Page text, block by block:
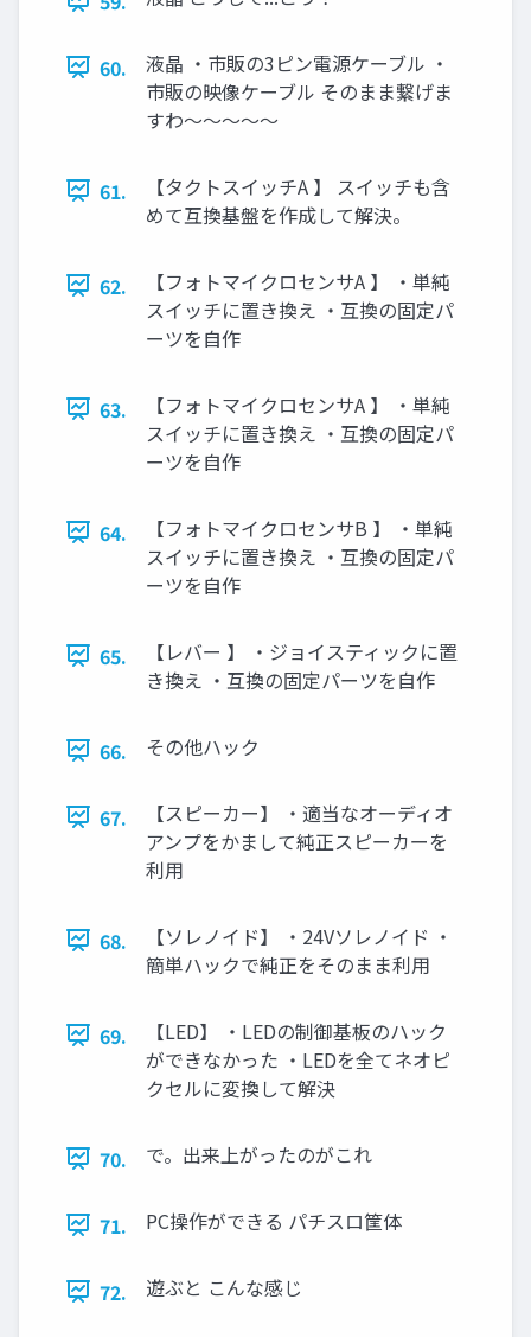
60.
液晶 ・市販の3ピン電源ケーブル ・
市販の映像ケーブル そのまま繋げま
すわ～～～～～
61.
【タクトスイッチA 】 スイッチも含
めて互換基盤を作成して解決。
62.
【フォトマイクロセンサA 】 ・単純
スイッチに置き換え ・互換の固定パ
ーツを自作
63.
【フォトマイクロセンサA 】 ・単純
スイッチに置き換え ・互換の固定パ
ーツを自作
64.
【フォトマイクロセンサB 】 ・単純
スイッチに置き換え ・互換の固定パ
ーツを自作
65.
【レバー 】 ・ジョイスティックに置
き換え ・互換の固定パーツを自作
66. その他ハック
67.
【スピーカー】 ・適当なオーディオ
アンプをかまして純正スピーカーを
利用
68.
【ソレノイド】 ・24Vソレノイド ・
簡単ハックで純正をそのまま利用
69.
【LED】 ・LEDの制御基板のハック
ができなかった ・LEDを全てネオピ
クセルに変換して解決
70. で。出来上がったのがこれ
71. PC操作ができる パチスロ筐体
72. 遊ぶと こんな感じ